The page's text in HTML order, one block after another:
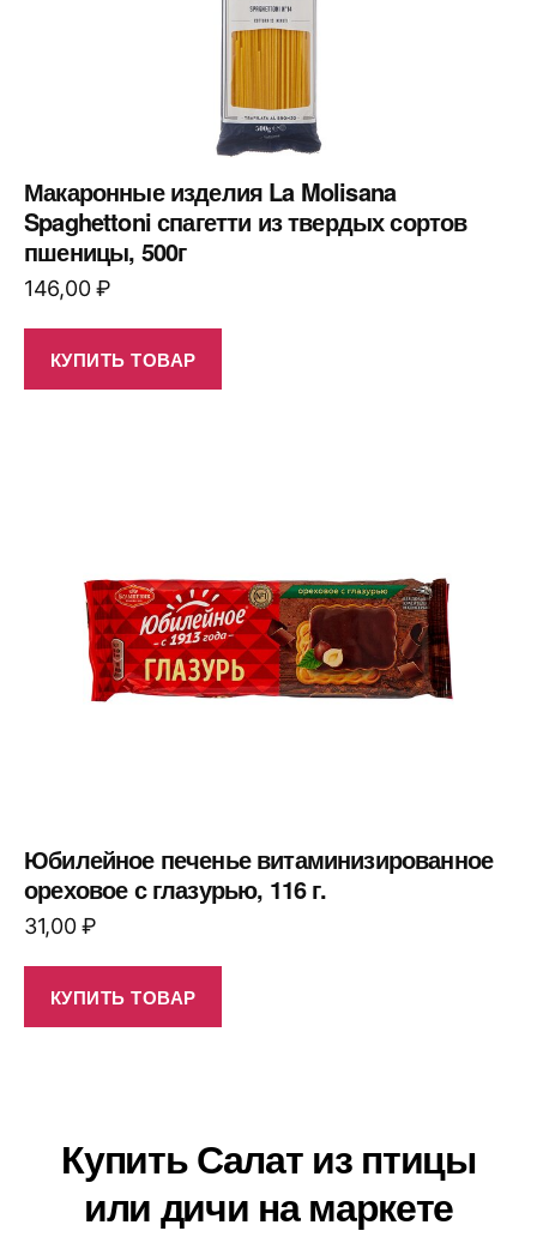
Макаронные изделия La Molisana
Spaghettoni спагетти из твердых сортов
пшеницы, 500г
146,00₽
КУПИТЬ ТОВАР
Юбилейное печенье витаминизированное
ореховое с глазурью, 116 г.
31,00₽
КУПИТЬ ТОВАР
Купить Салат из птицы
или дичи на маркете